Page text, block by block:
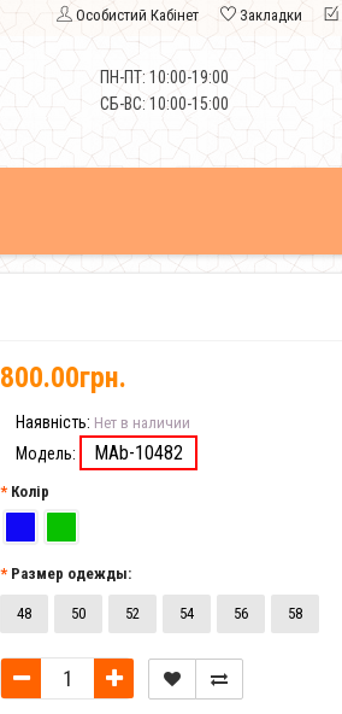
Особистий Кабінет Закладки
ПН-ПТ: 10:00-19:00
СБ-ВС: 10:00-15:00
800.00грн.
Наявність: Нет в наличии
Модель: MAb-10482
Колір
Размер одежды:
48 50 52 54 56 58